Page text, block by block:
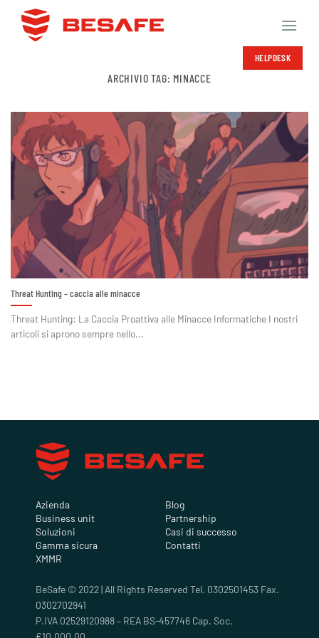
Salta
contenuti
HELPDESK
ARCHIVIO TAG: MINACCE
Threat Hunting – caccia alle minacce
Threat Hunting: La Caccia Proattiva alle Minacce Informatiche I nostri
articoli si aprono sempre nello...
Azienda
Business unit
Soluzioni
Gamma sicura
XMMR
Blog
Partnership
Casi di successo
Contatti
BeSafe © 2022 | All Rights Reserved Tel. 0302501453 Fax.
0302702941
P.IVA 02529120988 – REA BS-457746 Cap. Soc.